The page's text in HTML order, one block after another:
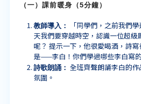
（一）課前暖身（5分鐘）
教師導入：
「同學們，之前我們
天我們要穿越時空，認識一位超級
呢？ 提示一下，他很愛喝酒，詩
是——李白！你們學過哪些李白寫的
詩歌朗誦： 全班齊聲朗誦李白的
氛圍。